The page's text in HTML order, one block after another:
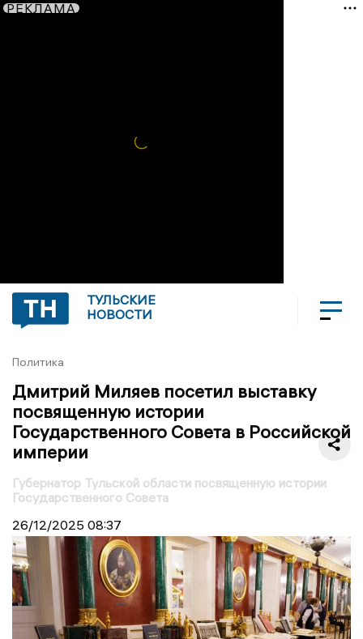
РЕКЛАМА
ТУЛЬСКИЕ
НОВОСТИ
Политика
Дмитрий Миляев посетил выставку
посвященную истории
Государственного Совета в Российской
империи
Губернатор Тульской области посвященную истории
Государственного Совета
26/12/2025 08:37